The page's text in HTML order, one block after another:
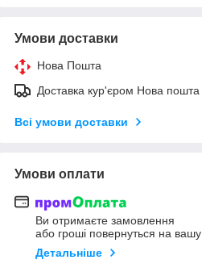
Умови доставки
Нова Пошта
Доставка кур'єром Нова пошта
Всі умови доставки
Умови оплати
Ви отримаєте замовлення
або гроші повернуться на вашу
Детальніше